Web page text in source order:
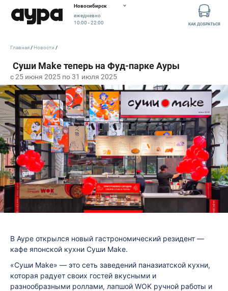
Новосибирск
ежедневно
10:00 - 22:00
КАК ДОБРАТЬСЯ
c 25 июня 2025 по 31 июля 2025
Главная Новости
В Ауре открылся новый гастрономический резидент —
кафе японской кухни Суши Make.
«Суши Make» — это сеть заведений паназиатской кухни,
которая радует своих гостей вкусными и
разнообразными роллами, лапшой WOK ручной работы и